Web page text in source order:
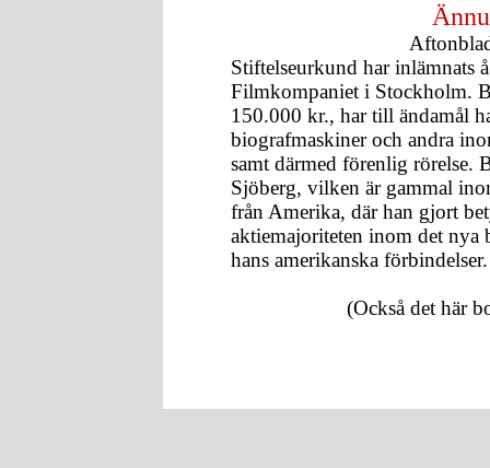
Stiftelseurkund har inlämnats
Filmkompaniet i Stockholm.
150.000 kr., har till ändamål
biografmaskiner och andra
samt därmed förenlig rörelse.
Sjöberg, vilken är gammal
från Amerika, där han gjort
aktiemajoriteten inom det
hans amerikanska förbindelser.
(Också det här